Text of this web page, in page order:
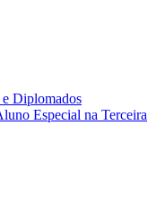
e Diplomados
Especial na Terceira